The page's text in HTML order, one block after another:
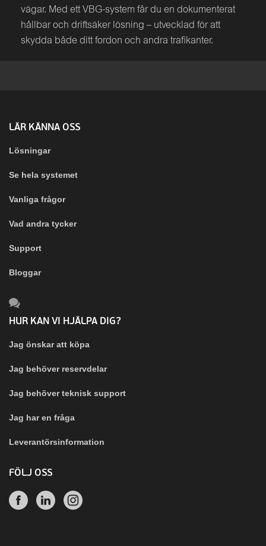
vägar. Med ett VBG-system får du en dokumenterat
hållbar och driftsäker lösning – utvecklad för att
skydda både ditt fordon och andra trafikanter.
LÄR KÄNNA OSS
Lösningar
Se hela systemet
Vanliga frågor
Vad andra tycker
Support
Bloggar
HUR KAN VI HJÄLPA DIG?
Jag önskar att köpa
Jag behöver reservdelar
Jag behöver teknisk support
Jag har en fråga
Leverantörsinformation
FÖLJ OSS